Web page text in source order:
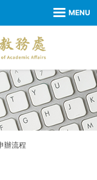
辦流程